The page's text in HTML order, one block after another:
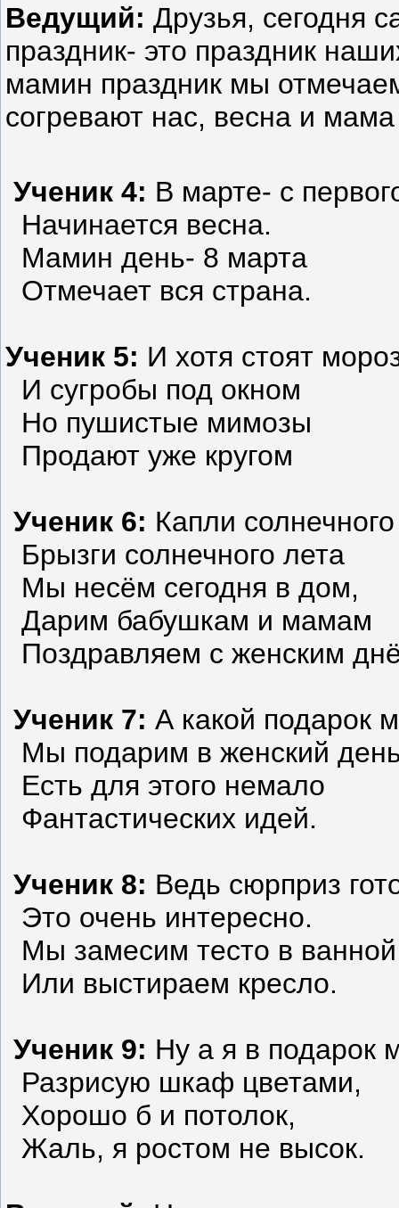
Ведущий: Друзья, сегодня
праздник- это праздник
мамин праздник мы
согревают нас, весна и
Ученик 4: В марте- с
Начинается весна.
Мамин день- 8 марта
Отмечает вся страна.
Ученик 5: И хотя стоят
И сугробы под окном
Но пушистые мимозы
Продают уже кругом
Ученик 6: Капли
Брызги солнечного лета
Мы несём сегодня в дом,
Дарим бабушкам и мамам
Поздравляем с женским
Ученик 7: А какой подарок
Мы подарим в женский
Есть для этого немало
Фантастических идей.
Ученик 8: Ведь сюрприз
Это очень интересно.
Мы замесим тесто в ванной
Или выстираем кресло.
Ученик 9: Ну а я в подарок
Разрисую шкаф цветами,
Хорошо б и потолок,
Жаль, я ростом не высок.